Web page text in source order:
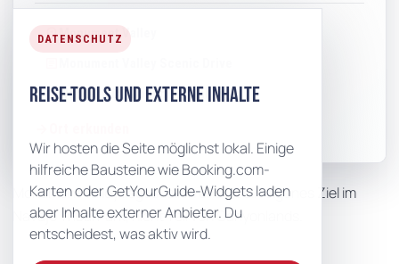
location_onMonument Valley
articleWandern im Monument Valley
Monument Valley liegt südlich und ist ein eigenes Ziel im
Navajo Tribal Park, nicht Teil von Canyonlands.
DATENSCHUTZ
Reise-Tools und externe Inhalte
Wir hosten die Seite möglichst lokal. Einige
hilfreiche Bausteine wie Booking.com-
Karten oder GetYourGuide-Widgets laden
aber Inhalte externer Anbieter. Du
entscheidest, was aktiv wird.